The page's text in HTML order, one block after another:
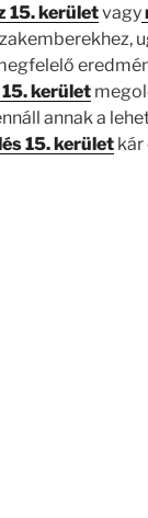
15. kerületvagy
kerület
annak a
15. kerület kár